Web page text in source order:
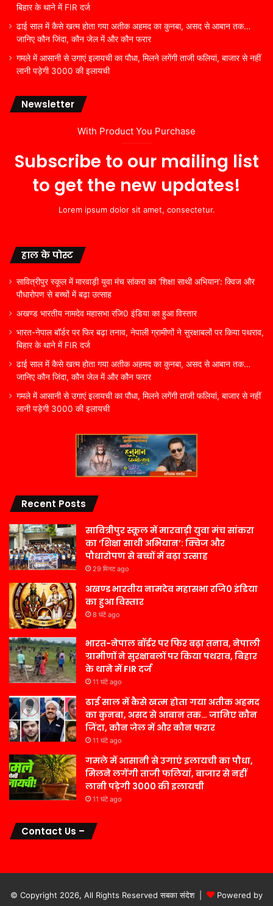
बिहार के थाने में FIR दर्ज
ढाई साल में कैसे खत्म होता गया अतीक अहमद का कुनबा, असद से आबान तक…
जानिए कौन जिंदा, कौन जेल में और कौन फरार
गमले में आसानी से उगाएं इलायची का पौधा, मिलने लगेंगी ताजी फलियां, बाजार से नहीं
लानी पड़ेगी 3000 की इलायची
Newsletter
With Product You Purchase
Subscribe to our mailing list
to get the new updates!
Lorem ipsum dolor sit amet, consectetur.
हाल के पोस्ट
सावित्रीपुर स्कूल में मारवाड़ी युवा मंच सांकरा का ‘शिक्षा साथी अभियान’: क्विज और
पौधारोपण से बच्चों में बढ़ा उत्साह
अखण्ड भारतीय नामदेव महासभा रजि0 इंडिया का हुआ विस्तार
भारत-नेपाल बॉर्डर पर फिर बढ़ा तनाव, नेपाली ग्रामीणों ने सुरक्षाबलों पर किया पथराव,
बिहार के थाने में FIR दर्ज
ढाई साल में कैसे खत्म होता गया अतीक अहमद का कुनबा, असद से आबान तक…
जानिए कौन जिंदा, कौन जेल में और कौन फरार
गमले में आसानी से उगाएं इलायची का पौधा, मिलने लगेंगी ताजी फलियां, बाजार से नहीं
लानी पड़ेगी 3000 की इलायची
Recent Posts
सावित्रीपुर स्कूल में मारवाड़ी युवा मंच सांकरा
का ‘शिक्षा साथी अभियान’: क्विज और
पौधारोपण से बच्चों में बढ़ा उत्साह
29 मिनट ago
अखण्ड भारतीय नामदेव महासभा रजि0 इंडिया
का हुआ विस्तार
8 घंटे ago
भारत-नेपाल बॉर्डर पर फिर बढ़ा तनाव, नेपाली
ग्रामीणों ने सुरक्षाबलों पर किया पथराव, बिहार
के थाने में FIR दर्ज
11 घंटे ago
ढाई साल में कैसे खत्म होता गया अतीक अहमद
का कुनबा, असद से आबान तक… जानिए कौन
जिंदा, कौन जेल में और कौन फरार
11 घंटे ago
गमले में आसानी से उगाएं इलायची का पौधा,
मिलने लगेंगी ताजी फलियां, बाजार से नहीं
लानी पड़ेगी 3000 की इलायची
11 घंटे ago
Contact Us –
© Copyright 2026, All Rights Reserved सबका संदेश | Powered by